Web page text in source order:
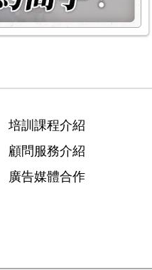
培訓課程介紹
顧問服務介紹
廣告媒體合作